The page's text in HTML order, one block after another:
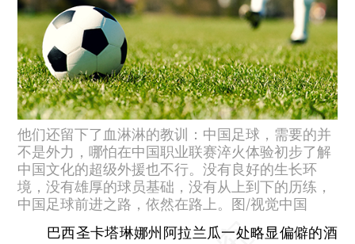
他们还留下了血淋淋的教训：中国足球，需要的并
不是外力，哪怕在中国职业联赛淬火体验初步了解
中国文化的超级外援也不行。没有良好的生长环
境，没有雄厚的球员基础，没有从上到下的历练，
中国足球前进之路，依然在路上。图/视觉中国
巴西圣卡塔琳娜州阿拉兰瓜一处略显偏僻的酒